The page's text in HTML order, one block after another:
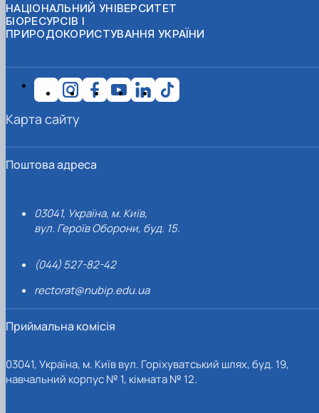
НАЦІОНАЛЬНИЙ УНІВЕРСИТЕТ
БІОРЕСУРСІВ І
ПРИРОДОКОРИСТУВАННЯ УКРАЇНИ
Поштова адреса
03041, Україна, м. Київ,
вул. Героїв Оборони, буд. 15.
(044) 527-82-42
rectorat@nubip.edu.ua
Приймальна комісія
03041, Україна, м. Київ вул. Горіхуватський шлях, буд. 19,
навчальний корпус № 1, кімната № 12.
Карта сайту